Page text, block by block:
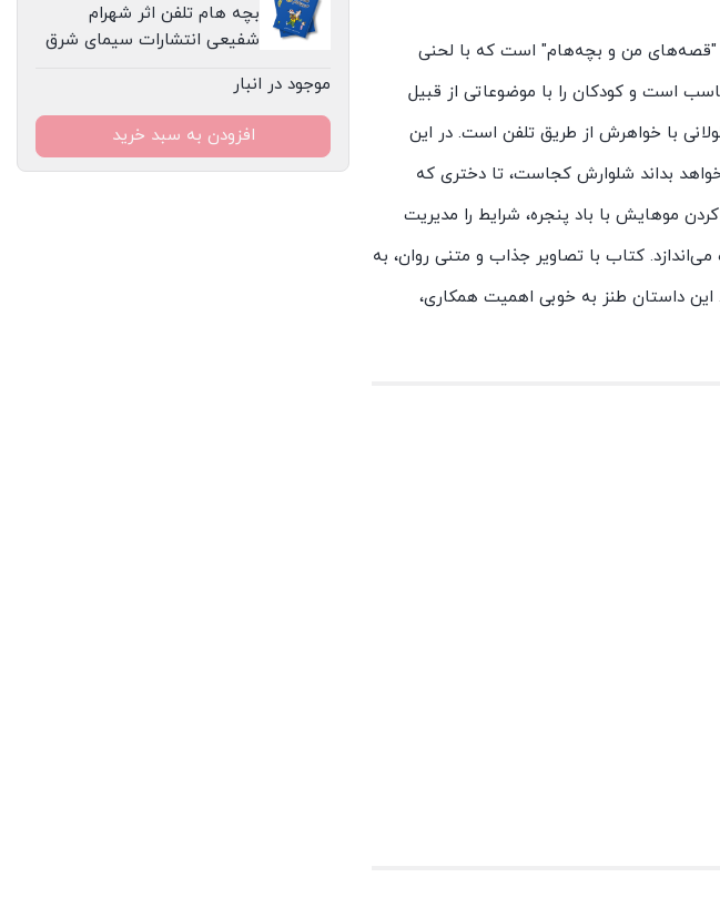
"قصه‌های من و بچه‌هام" است که با لحنی
است و کودکان را با موضوعاتی از قبیل
با خواهرش از طریق تلفن است. در این
بداند شلوارش کجاست، تا دختری که
موهایش با باد پنجره، شرایط را مدیریت
کتاب با تصاویر جذاب و متنی روان، به
داستان طنز به خوبی اهمیت همکاری،
بچه هام تلفن اثر شهرام
شفیعی انتشارات سیمای شرق
موجود در انبار
افزودن به سبد خرید